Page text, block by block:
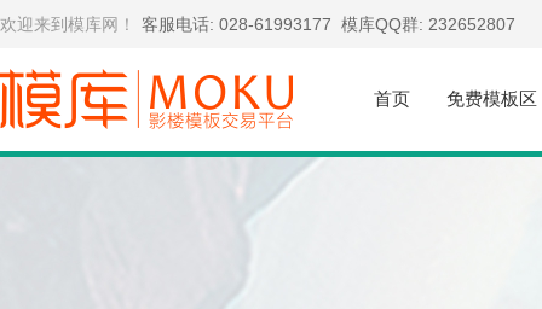
欢迎来到模库网！ 客服电话: 028-61993177 模库QQ群: 232652807
首页 免费模板区